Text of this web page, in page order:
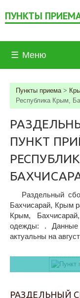
ПУНКТЫ
☰ Меню
Пункты приема>
Республика Крым,
ПУНКТ
Раздельный
Бахчисарай, Крым
Крым,
одежды: . Данные
актуальны на
РАЗДЕЛЬНЫЙ